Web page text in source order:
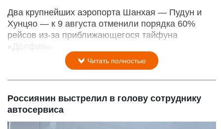
Два крупнейших аэропорта Шанхая — Пудун и
Хунцяо — к 9 августа отменили порядка 60%
рейсов из-за приближающегося тайфуна
«Долфин».
Читать полностью
Россиянин выстрелил в голову сотруднику
автосервиса